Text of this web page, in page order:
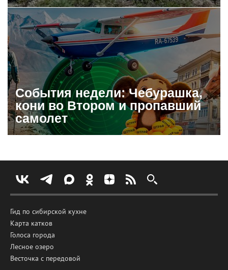
События недели: Чебурашка,
кони во Втором и пропавший
самолет
Гид по сибирской кухне
Карта катков
Голоса города
Лесное озеро
Весточка с передовой